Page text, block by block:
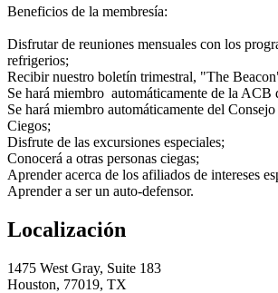
Beneficios de la membresía:
Disfrutar de reuniones mensuales con los
refrigerios;
Recibir nuestro boletín trimestral, "The
Se hará miembro automáticamente de la ACB
Se hará miembro automáticamente del
Ciegos;
Disfrute de las excursiones especiales;
Conocerá a otras personas ciegas;
Aprender acerca de los afiliados de intereses
Aprender a ser un auto-defensor.
Localización
1475 West Gray, Suite 183
Houston, 77019, TX